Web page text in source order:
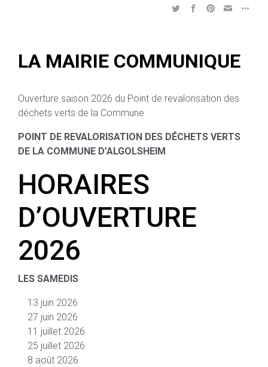
LA MAIRIE COMMUNIQUE
Ouverture saison 2026 du Point de revalorisation des
déchets verts de la Commune
POINT DE REVALORISATION DES DÉCHETS VERTS
DE LA COMMUNE D’ALGOLSHEIM
HORAIRES
D’OUVERTURE
2026
LES SAMEDIS
13 juin 2026
27 juin 2026
11 juillet 2026
25 juillet 2026
8 août 2026